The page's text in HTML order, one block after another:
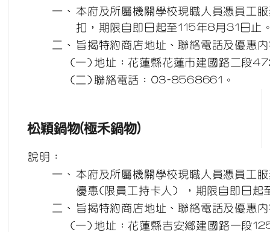
一、 本府及所屬機關學校現職人員憑員工
扣，期限自即日起至115年8月31日止
二、
旨揭特約商店地址、聯絡電話及優惠
(一) 地址：花蓮縣花蓮市建國路二段
(二) 聯絡電話：03-8568661。
松穎鍋物(極禾鍋物)
說明：
一、 本府及所屬機關學校現職人員憑員工
優惠(限員工持卡人) ，期限自即日起
二、
旨揭特約商店地址、聯絡電話及優惠
(一) 地址：花蓮縣吉安鄉建國路一段